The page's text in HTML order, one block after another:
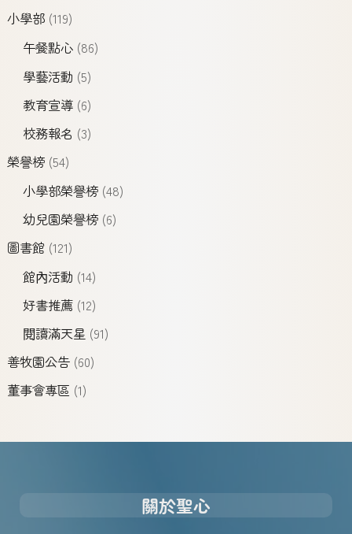
小學部(119)
午餐點心(86)
學藝活動 (5)
教育宣導(6)
校務報名 (3)
榮譽榜(54)
小學部榮譽榜(48)
幼兒園榮譽榜(6)
圖書館(121)
館內活動 (14)
好書推薦(12)
閱讀滿天星 (91)
善牧園公告(60)
董事會專區 (1)
關於聖心